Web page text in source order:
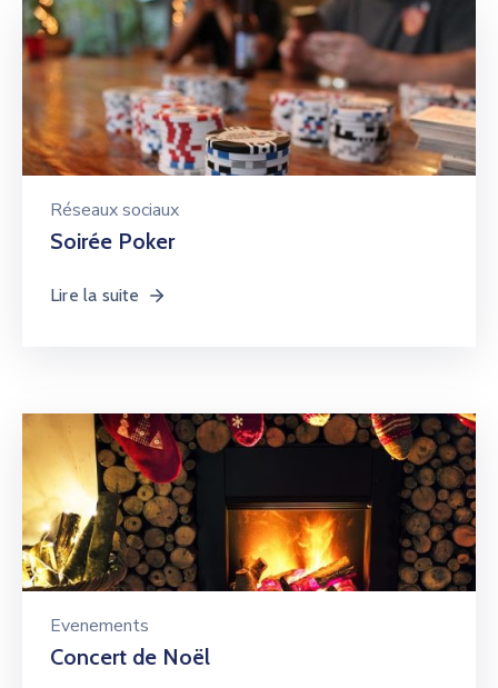
Réseaux sociaux
Soirée Poker
Lire la suite
Evenements
Concert de Noël